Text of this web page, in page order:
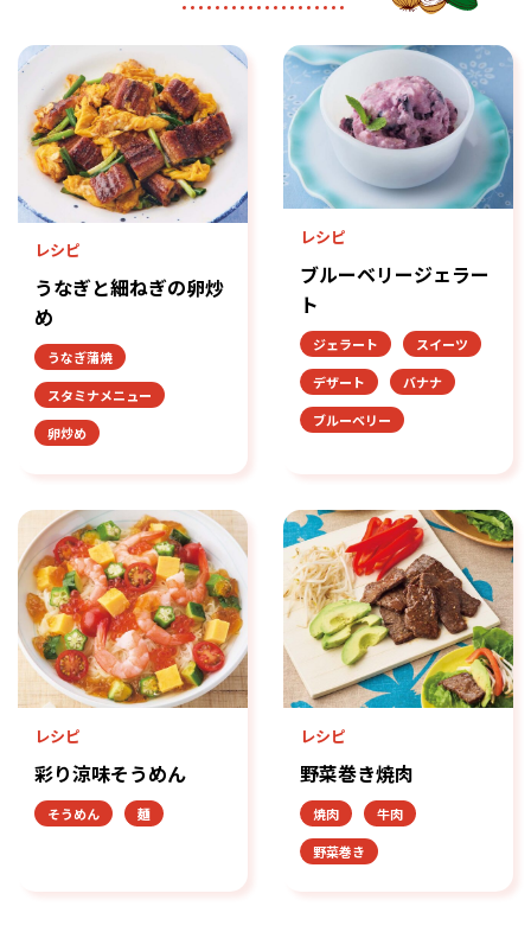
レシピ
うなぎと細ねぎの卵炒
め
うなぎ蒲焼
スタミナメニュー
卵炒め
レシピ
ブルーベリージェラー
ト
ジェラート
スイーツ
デザート
バナナ
ブルーベリー
レシピ
彩り涼味そうめん
そうめん 麺
レシピ
野菜巻き焼肉
焼肉
牛肉
野菜巻き